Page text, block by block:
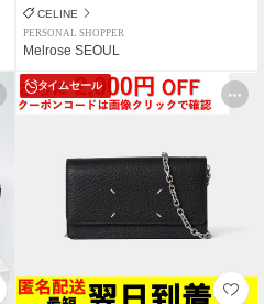
CELINE
PERSONAL SHOPPER
Melrose SEOUL
タイムセール